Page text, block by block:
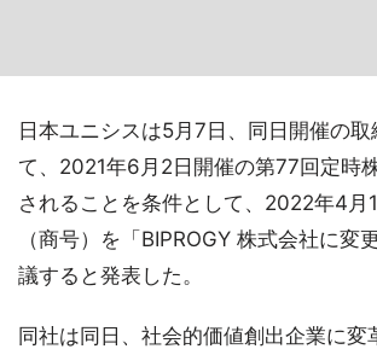
日本ユニシスは5月7日、同日開催の
て、2021年6月2日開催の第77回定時
されることを条件として、2022年4月
（商号）を「BIPROGY 株式会社に変
議すると発表した。
同社は同日、社会的価値創出企業に変